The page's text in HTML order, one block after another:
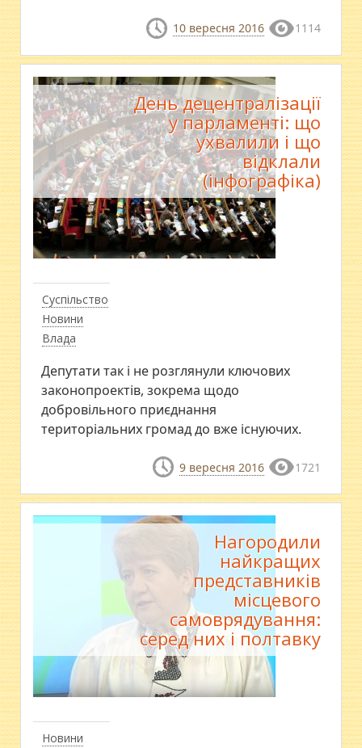
10 вересня 2016 1114
Суспільство
Новини
Влада
День децентралізації
у парламенті: що
ухвалили і що
відклали
(інфографіка)
Депутати так і не розглянули ключових
законопроектів, зокрема щодо
добровільного приєднання
територіальних громад до вже існуючих.
9 вересня 2016 1721
Новини
Нагородили
найкращих
представників
місцевого
самоврядування:
серед них і полтавку